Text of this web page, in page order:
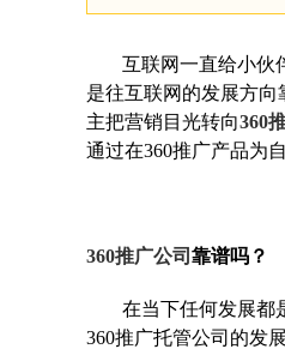
互联网一直给小伙
是往互联网的发展方
主把营销目光转向360
通过在360推广产品为
360推广公司 靠谱吗？
在当下任何发展都
360推广托管公司的发